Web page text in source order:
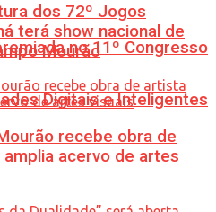
no 11º Congresso
Digitais e Inteligentes
dos 72º Jogos
terá show nacional de
Mourão
recebe obra de
acervo de artes